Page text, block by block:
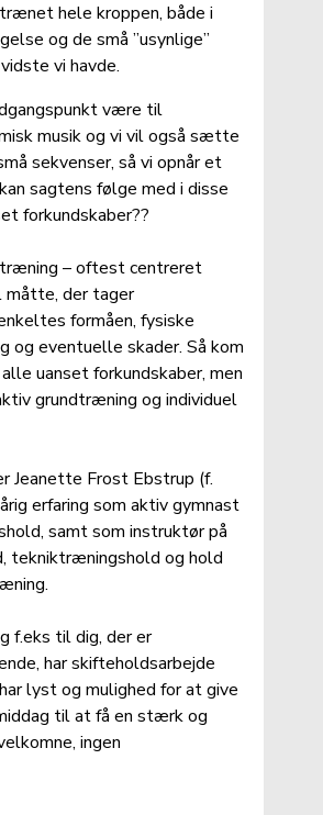
hele kroppen, både i
og de små ”usynlige”
vi havde.
være til
musik og vi vil også sætte
sekvenser, så vi opnår et
sagtens følge med i disse
forkundskaber??
– oftest centreret
måtte, der tager
formåen, fysiske
og eventuelle skader. Så kom
uanset forkundskaber, men
grundtræning og individuel
Jeanette Frost Ebstrup (f.
erfaring som aktiv gymnast
samt som instruktør på
tekniktræningshold og hold
f.eks til dig, der er
har skifteholdsarbejde
lyst og mulighed for at give
til at få en stærk og
ingen